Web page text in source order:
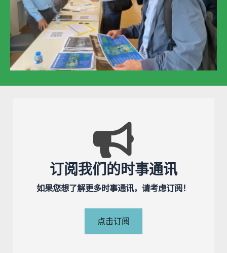
订阅我们的时事通讯
如果您想了解更多时事通讯，请考虑订阅！
点击订阅